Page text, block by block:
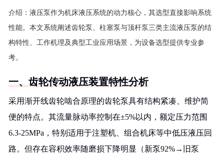
介绍： 液压泵作为机床液压系统的动力核心，其选型直接影响系统
性能。本文系统阐述齿轮泵、柱塞泵与顶杆泵三类主流液压泵的结
构特性、工作机理及典型工业应用场景，为设备选型提供专业参
考。
一、齿轮传动液压装置特性分析
采用渐开线齿轮啮合原理的齿轮泵具有结构紧凑、维护简
便的特点。其流量脉动率控制在±5%以内，额定压力范围
6.3-25MPa，特别适用于注塑机、组合机床等中低压液压回
路。但存在容积效率随磨损下降明显（新泵92%→旧泵